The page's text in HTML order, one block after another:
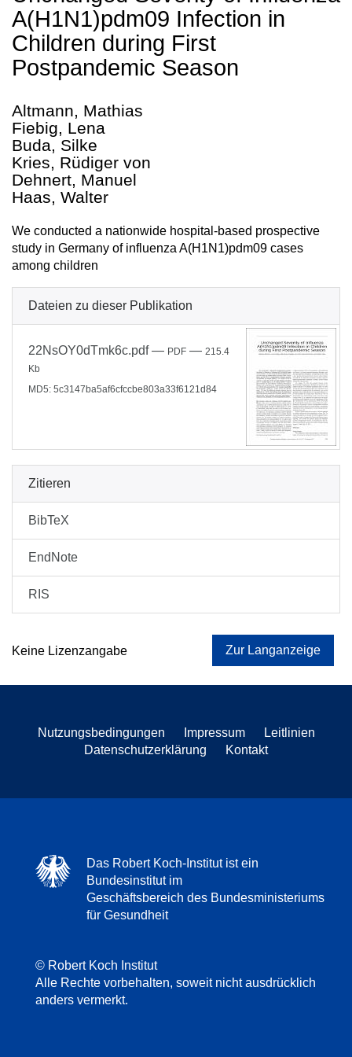
A(H1N1)pdm09 Infection in
Children during First
Postpandemic Season
Altmann, Mathias
Fiebig, Lena
Buda, Silke
Kries, Rüdiger von
Dehnert, Manuel
Haas, Walter
We conducted a nationwide hospital-based prospective
study in Germany of influenza A(H1N1)pdm09 cases
among children
Dateien zu dieser Publikation
22NsOY0dTmk6c.pdf— PDF — 215.4
Kb
MD5: 5c3147ba5af6cfccbe803a33f6121d84
Zitieren
BibTeX
EndNote
RIS
Keine Lizenzangabe Zur Langanzeige
Nutzungsbedingungen Impressum
Leitlinien
Datenschutzerklärung
Kontakt
Das Robert Koch-Institut ist ein
Bundesinstitut im
Geschäftsbereich des Bundesministeriums
für Gesundheit
© Robert Koch Institut
Alle Rechte vorbehalten, soweit nicht ausdrücklich
anders vermerkt.